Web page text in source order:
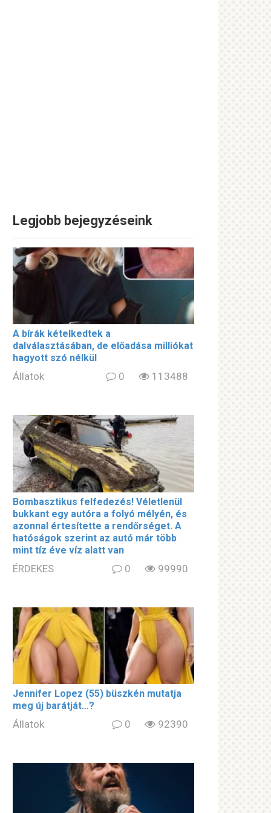
Legjobb bejegyzéseink
A bírák kételkedtek a
dalválasztásában, de előadása milliókat
hagyott szó nélkül
Állatok 0 113488
Bombasztikus felfedezés! Véletlenül
bukkant egy autóra a folyó mélyén, és
azonnal értesítette a rendőrséget. A
hatóságok szerint az autó már több
mint tíz éve víz alatt van
ÉRDEKES 0 99990
Jennifer Lopez (55) büszkén mutatja
meg új barátját…?
Állatok 0 92390